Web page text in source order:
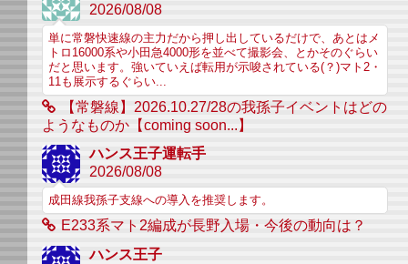
2026/08/08
単に常磐快速線の主力だから押し出しているだけで、あとはメ
トロ16000系や小田急4000形を並べて撮影会、とかそのぐらい
だと思います。強いていえば転用が示唆されている(？)マト2・
11も展示するぐらい...
【常磐線】2026.10.27/28の我孫子イベントはどの
ようなものか【coming soon...】
ハンス王子運転手
2026/08/08
成田線我孫子支線への導入を推奨します。
E233系マト2編成が長野入場・今後の動向は？
ハンス王子